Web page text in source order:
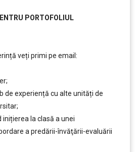
PORTOFOLIUL
veți primi pe email:
de experiență cu alte unități de
la clasă a unei
a predării-învăţării-evaluării